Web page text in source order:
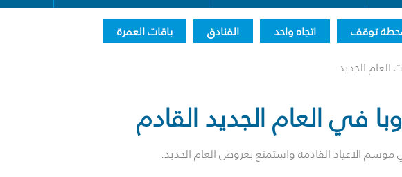
توقف اتجاه واحد الفنادق باقات العمرة
العام الجديد
في العام الجديد القادم
موسم الاعياد القادمه واستمتع بعروض العام الجديد.